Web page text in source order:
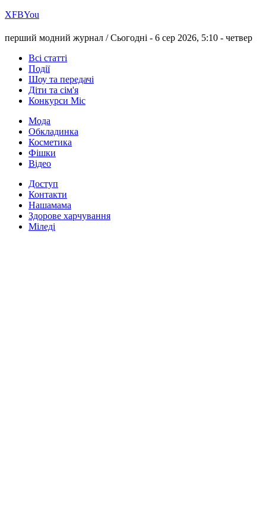
ХFBYou
перший модний журнал /Сьогодні - 6 сер 2026, 5:10 - четвер
Всі статті
Події
Шоу та передачі
Діти та сім'я
Конкурси Міс
Мода
Обкладинка
Косметика
Фішки
Відео
Доступ
Контакти
Нашамама
Здорове харчування
Міледі